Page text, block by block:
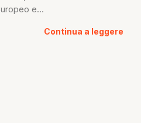
e...
Continua a leggere